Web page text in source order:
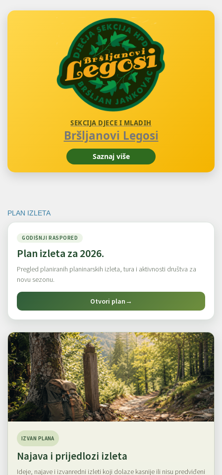
SEKCIJA DJECE I MLADIH
Bršljanovi Legosi
Saznaj više
PLAN IZLETA
GODIŠNJI RASPORED
Plan izleta za 2026.
Pregled planiranih planinarskih izleta, tura i aktivnosti društva za
novu sezonu.
Otvori plan→
IZVAN PLANA
Najava i prijedlozi izleta
Ideje, najave i izvanredni izleti koji dolaze kasnije ili nisu predviđeni